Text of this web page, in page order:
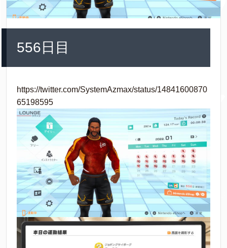
556日目
https://twitter.com/SystemAzmax/status/14841600870
65198595